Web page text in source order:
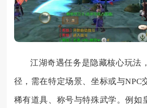
江湖奇遇任务是隐藏核心玩法
径，需在特定场景、坐标或与NPC
稀有道具、称号与特殊武学。例如